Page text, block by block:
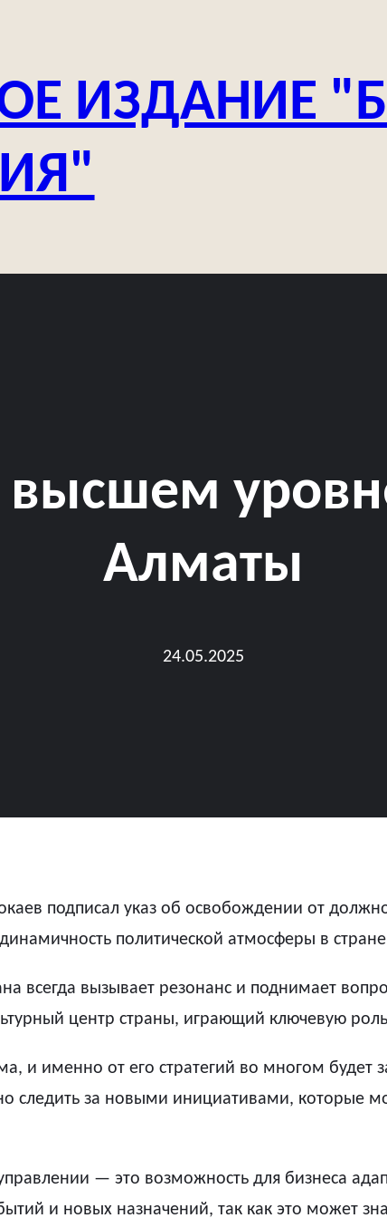
ИЗДАНИЕ
Алматы
24.05.2025
подписал указ об освобождении от
политической атмосферы в
всегда вызывает резонанс и поднимает
центр страны, играющий ключевую
и именно от его стратегий во многом будет
следить за новыми инициативами, которые
— это возможность для бизнеса
и новых назначений, так как это может